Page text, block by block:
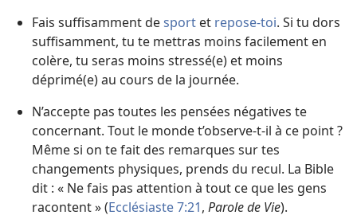
Fais suffisamment desport et repose-toi. Si tu dors
suffisamment, tu te mettras moins facilement en
colère, tu seras moins stressé(e) et moins
déprimé(e) au cours de la journée.
N’accepte pas toutes les pensées négatives te
concernant. Tout le monde t’observe-t-il à ce point ?
Même si on te fait des remarques sur tes
changements physiques, prends du recul. La Bible
dit : « Ne fais pas attention à tout ce que les gens
racontent » (Ecclésiaste 7:21, Parole de Vie).